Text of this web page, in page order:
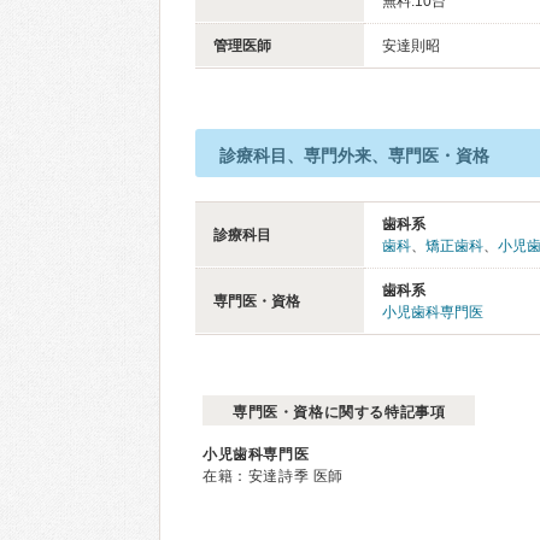
管理医師 安達則昭
診療科目、専門外来、専門医・資格
診療科目
歯科系
歯科、 矯正歯科、 小児
専門医・資格
歯科系
小児歯科専門医
専門医・資格に関する特記事項
小児歯科専門医
在籍：安達詩季 医師